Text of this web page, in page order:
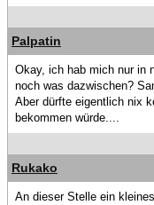
Palpatin
Okay, ich hab mich nur in
noch was dazwischen?
Aber dürfte eigentlich nix
bekommen würde....
Rukako
An dieser Stelle ein